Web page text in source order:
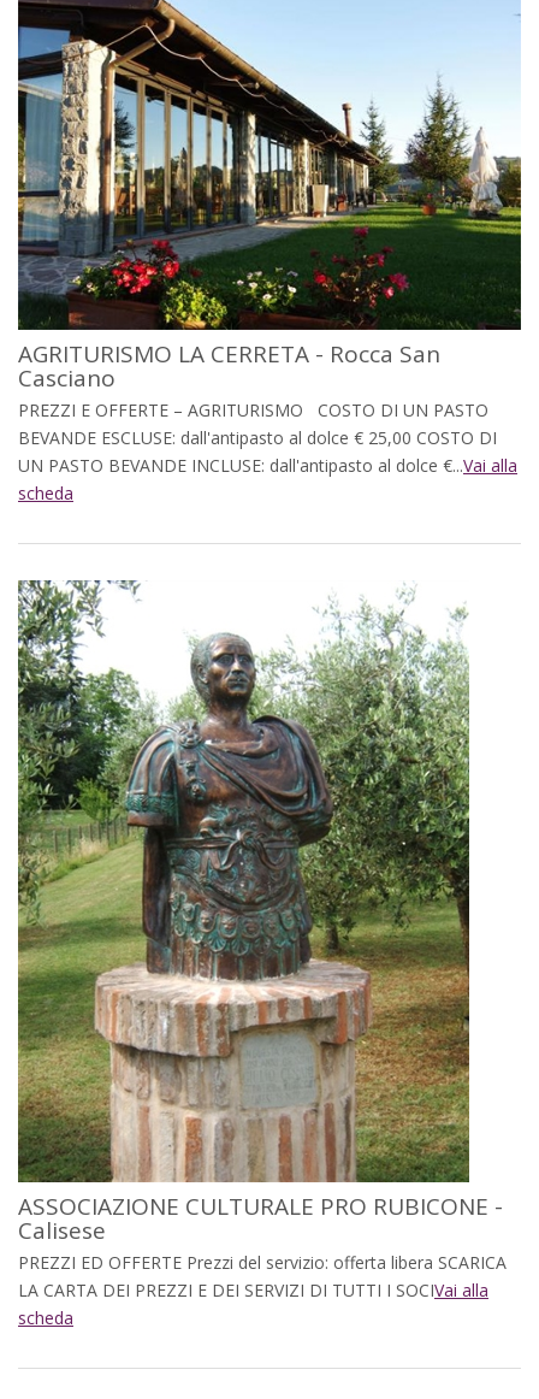
AGRITURISMO LA CERRETA - Rocca San
Casciano
PREZZI E OFFERTE – AGRITURISMO COSTO DI UN PASTO
BEVANDE ESCLUSE: dall'antipasto al dolce € 25,00 COSTO DI
UN PASTO BEVANDE INCLUSE: dall'antipasto al dolce €...Vai alla
scheda
ASSOCIAZIONE CULTURALE PRO RUBICONE -
Calisese
PREZZI ED OFFERTE Prezzi del servizio: offerta libera SCARICA
LA CARTA DEI PREZZI E DEI SERVIZI DI TUTTI I SOCIVai alla
scheda